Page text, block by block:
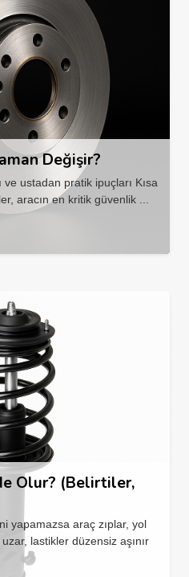
Değişir?
ve ustadan pratik ipuçları Kısa
aracın en kritik güvenlik ...
Olur? (Belirtiler,
yapamazsa araç zıplar, yol
lastikler düzensiz aşınır